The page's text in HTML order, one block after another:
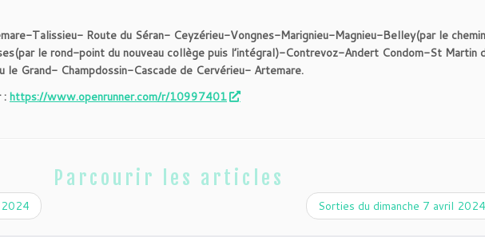
Talissieu- Route du Séran- Ceyzérieu-Vongnes-Marignieu-Magnieu-Belley(par le
le rond-point du nouveau collège puis l’intégral)-Contrevoz-Andert Condom-St Martin
le Grand- Champdossin-Cascade de Cervérieu- Artemare.
: https://www.openrunner.com/r/10997401
Parcourir les articles
2024 Sorties du dimanche 7 avril 2024